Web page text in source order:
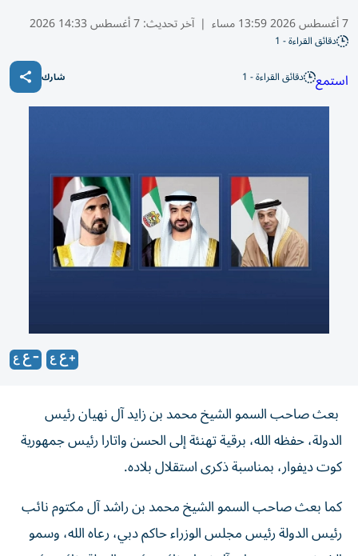
7 أغسطس 2026 13:59 مساء | آخر تحديث:7 أغسطس 14:33 2026
دقائق القراءة - 1
استمع دقائق القراءة - 1 شارك
بعث صاحب السمو الشيخ محمد بن زايد آل نهيان رئيس
الدولة، حفظه الله، برقية تهنئة إلى الحسن واتارا رئيس جمهورية
كوت ديفوار، بمناسبة ذكرى استقلال بلاده.
كما بعث صاحب السمو الشيخ محمد بن راشد آل مكتوم نائب
رئيس الدولة رئيس مجلس الوزراء حاكم دبي، رعاه الله، وسمو